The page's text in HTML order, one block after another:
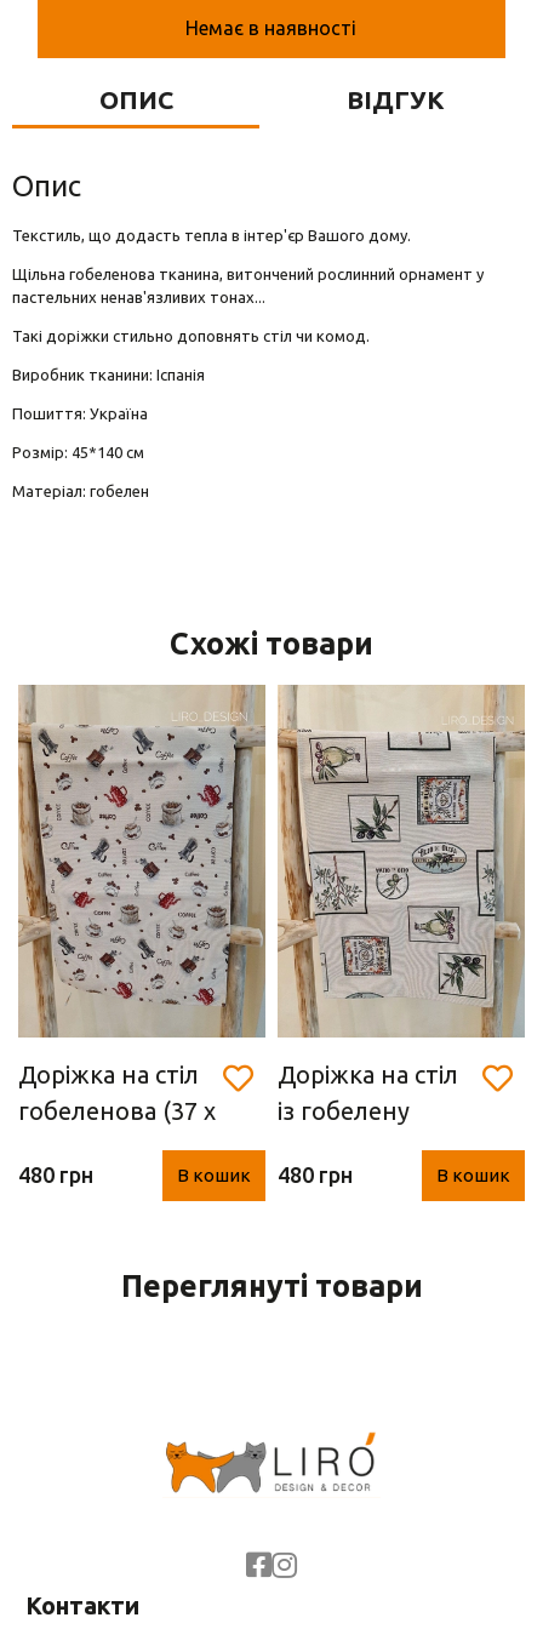
Фігурки та статуетки
Немає в наявності
ОПИС ВІДГУК
Опис
Текстиль, що додасть тепла в інтер'єр Вашого дому.
Щільна гобеленова тканина, витончений рослинний орнамент у
пастельних ненав'язливих тонах...
Такі доріжки стильно доповнять стіл чи комод.
Виробник тканини: Іспанія
Пошиття: Україна
Розмір: 45*140 см
Матеріал: гобелен
Схожі товари
Доріжка на стіл
гобеленова (37 х
480 грн В кошик
Доріжка на стіл
із гобелену
"оливки" (37 х
100 см)
480 грн В кошик
Переглянуті товари
Контакти